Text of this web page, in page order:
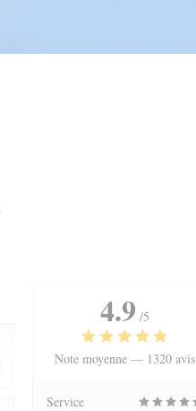
4.9 /5
Note moyenne — 1320 avis
Service